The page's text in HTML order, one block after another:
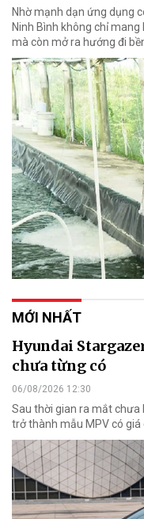
Nhờ mạnh dạn ứng dụng
Ninh Bình không chỉ
mà còn mở ra hướng đi
MỚI NHẤT
Hyundai
chưa từng có
06/08/2026 12:30
Sau thời gian ra mắt chưa
trở thành mẫu MPV có giá